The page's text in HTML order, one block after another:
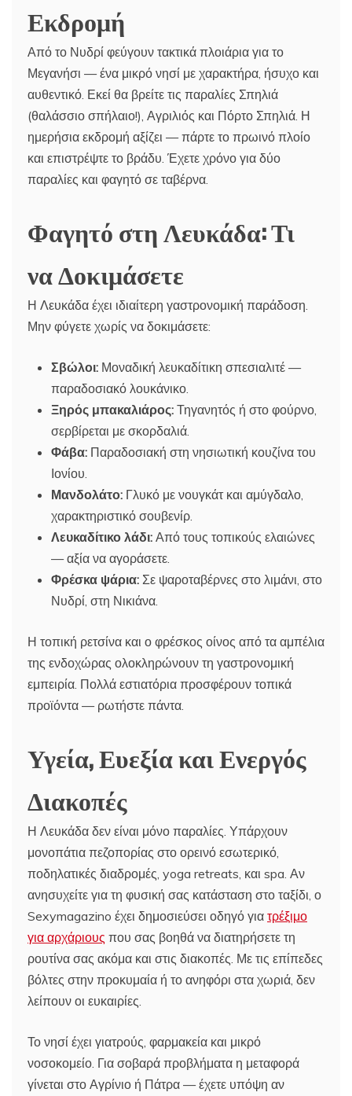
Εκδρομή
Από το Νυδρί φεύγουν τακτικά πλοιάρια για το
Μεγανήσι — ένα μικρό νησί με χαρακτήρα, ήσυχο και
αυθεντικό. Εκεί θα βρείτε τις παραλίες Σπηλιά
(θαλάσσιο σπήλαιο!), Αγριλιός και Πόρτο Σπηλιά. Η
ημερήσια εκδρομή αξίζει — πάρτε το πρωινό πλοίο
και επιστρέψτε το βράδυ. Έχετε χρόνο για δύο
παραλίες και φαγητό σε ταβέρνα.
Φαγητό στη Λευκάδα: Τι
να Δοκιμάσετε
Η Λευκάδα έχει ιδιαίτερη γαστρονομική παράδοση.
Μην φύγετε χωρίς να δοκιμάσετε:
Σβώλοι: Μοναδική λευκαδίτικη σπεσιαλιτέ —
παραδοσιακό λουκάνικο.
Ξηρός μπακαλιάρος: Τηγανητός ή στο φούρνο,
σερβίρεται με σκορδαλιά.
Φάβα: Παραδοσιακή στη νησιωτική κουζίνα του
Ιονίου.
Μανδολάτο: Γλυκό με νουγκάτ και αμύγδαλο,
χαρακτηριστικό σουβενίρ.
Λευκαδίτικο λάδι: Από τους τοπικούς ελαιώνες
— αξία να αγοράσετε.
Φρέσκα ψάρια: Σε ψαροταβέρνες στο λιμάνι, στο
Νυδρί, στη Νικιάνα.
Η τοπική ρετσίνα και ο φρέσκος οίνος από τα αμπέλια
της ενδοχώρας ολοκληρώνουν τη γαστρονομική
εμπειρία. Πολλά εστιατόρια προσφέρουν τοπικά
προϊόντα — ρωτήστε πάντα.
Υγεία, Ευεξία και Ενεργός
Διακοπές
Η Λευκάδα δεν είναι μόνο παραλίες. Υπάρχουν
μονοπάτια πεζοπορίας στο ορεινό εσωτερικό,
ποδηλατικές διαδρομές, yoga retreats, και spa. Αν
ανησυχείτε για τη φυσική σας κατάσταση στο ταξίδι, ο
Sexymagazino έχει δημοσιεύσει οδηγό για τρέξιμο
για αρχάριους που σας βοηθά να διατηρήσετε τη
ρουτίνα σας ακόμα και στις διακοπές. Με τις επίπεδες
βόλτες στην προκυμαία ή το ανηφόρι στα χωριά, δεν
λείπουν οι ευκαιρίες.
Το νησί έχει γιατρούς, φαρμακεία και μικρό
νοσοκομείο. Για σοβαρά προβλήματα η μεταφορά
γίνεται στο Αγρίνιο ή Πάτρα — έχετε υπόψη αν